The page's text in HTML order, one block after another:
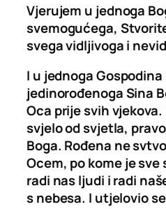
Vjerujem u jednoga
svemogućega,
svega vidljivoga i
I u jednoga
jedinorođenoga Sina
Oca prije svih vjekova.
svjelo od svjetla,
Boga. Rođena ne
Ocem, po kome je sve
radi nas ljudi i radi
s nebesa. I utjelovio